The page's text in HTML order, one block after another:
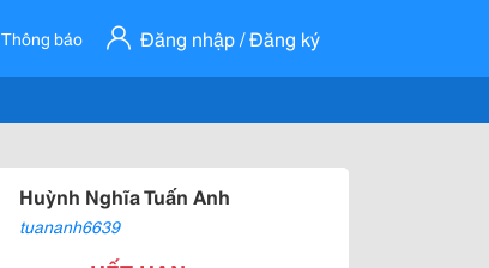
Thông báo Đăng nhập / Đăng ký
Huỳnh Nghĩa Tuấn Anh
tuananh6639